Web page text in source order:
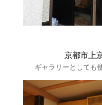
京都市上
ギャラリーとしても